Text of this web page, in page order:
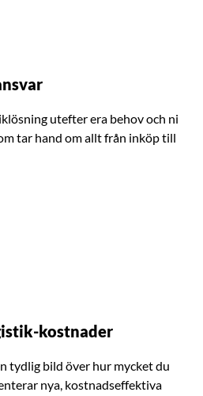
utefter era behov och ni
tar hand om allt från inköp till
kostnader
tydlig bild över hur mycket du
nya, kostnadseffektiva